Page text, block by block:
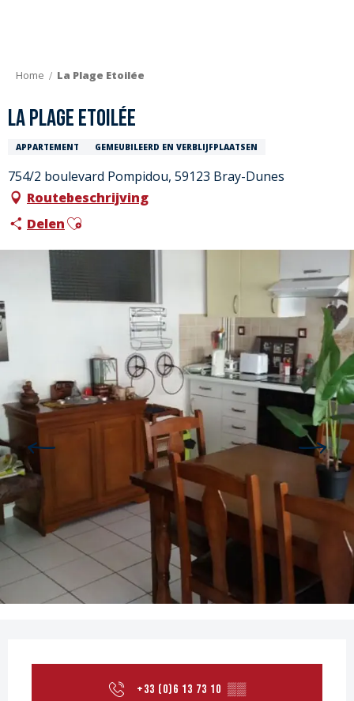
Home La Plage Etoilée
La Plage Etoilée
APPARTEMENT GEMEUBILEERD EN VERBLIJFPLAATSEN
754/2 boulevard Pompidou, 59123 Bray-Dunes
Routebeschrijving
DelenAjouter aux favoris
Openingstijden en
+33 (0)6 13 73 10 ▒▒